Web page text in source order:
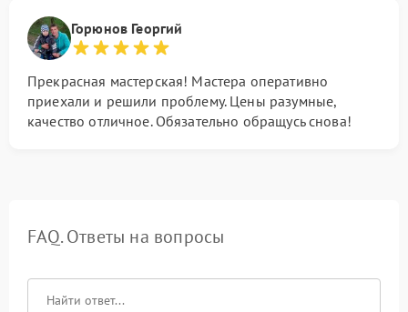
Горюнов Георгий
Прекрасная мастерская! Мастера оперативно
приехали и решили проблему. Цены разумные,
качество отличное. Обязательно обращусь снова!
FAQ. Ответы на вопросы